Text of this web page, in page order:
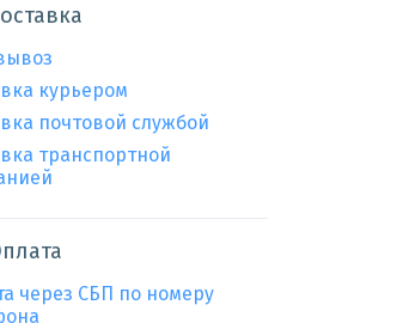
курьером
почтовой службой
транспортной
через СБП по номеру